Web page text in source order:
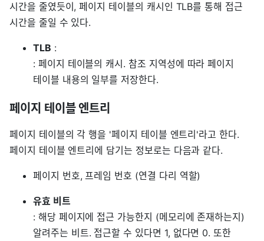
시간을 줄였듯이, 페이지 테이블의 캐시인 TLB를 통해 접근
시간을 줄일 수 있다.
TLB :
: 페이지 테이블의 캐시. 참조 지역성에 따라 페이지
테이블 내용의 일부를 저장한다.
페이지 테이블 엔트리
페이지 테이블의 각 행을 '페이지 테이블 엔트리'라고 한다.
페이지 테이블 엔트리에 담기는 정보로는 다음과 같다.
페이지 번호, 프레임 번호 (연결 다리 역할)
유효 비트
: 해당 페이지에 접근 가능한지 (메모리에 존재하는지)
알려주는 비트. 접근할 수 있다면 1, 없다면 0. 또한